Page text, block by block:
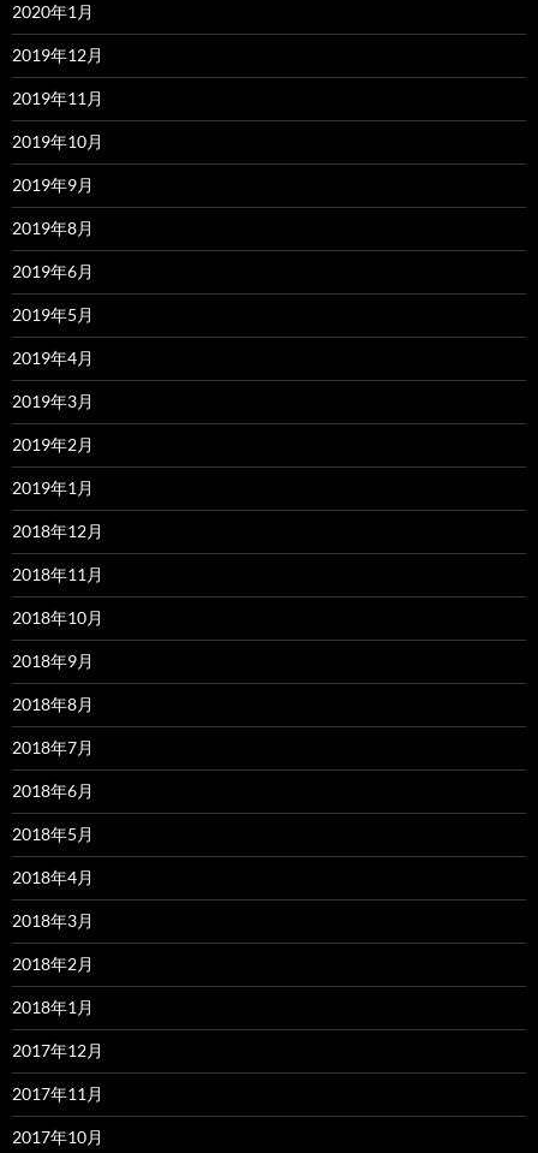
2020年1月
2019年12月
2019年11月
2019年10月
2019年9月
2019年8月
2019年6月
2019年5月
2019年4月
2019年3月
2019年2月
2019年1月
2018年12月
2018年11月
2018年10月
2018年9月
2018年8月
2018年7月
2018年6月
2018年5月
2018年4月
2018年3月
2018年2月
2018年1月
2017年12月
2017年11月
2017年10月